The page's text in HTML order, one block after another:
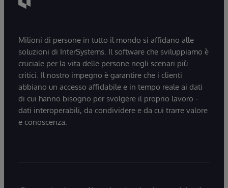
Milioni di persone in tutto il mondo si affidano alle
soluzioni di InterSystems. Il software che sviluppiamo è
cruciale per la vita delle persone negli scenari più
critici. Il nostro impegno è garantire che i clienti
abbiano un accesso affidabile e in tempo reale ai dati
di cui hanno bisogno per svolgere il proprio lavoro -
dati interoperabili, da condividere e da cui trarre valore
e conoscenza.